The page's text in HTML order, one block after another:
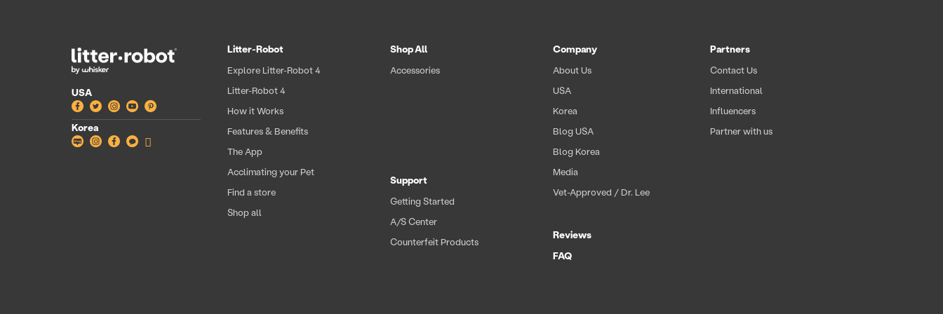
신세계백화점 센텀시티점
부산 해운대구 센텀남대로 35 (우동, 신세계백화점센텀시
USA
Facebook
TwitterInstagram
YouTubePinterest
Korea
BlogInstagram
Facebook
Facebook
Litter-Robot
Explore Litter-Robot 4
Litter-Robot 4
How it Works
Features & Benefits
The App
Acclimating your Pet
Find a store
Shop all
Shop All
Accessories
Support
Getting Started
A/S Center
Counterfeit Products
Company
About Us
USA
Korea
Blog USA
Blog Korea
Media
Vet-Approved / Dr. Lee
Partners
Contact Us
International
Influencers
Partner with us
Reviews
FAQ